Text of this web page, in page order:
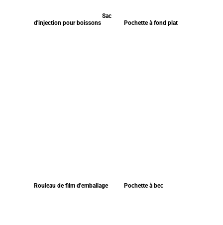
Sac
d'injection pour boissons
Pochette à fond plat
Rouleau de film d'emballage Pochette à bec